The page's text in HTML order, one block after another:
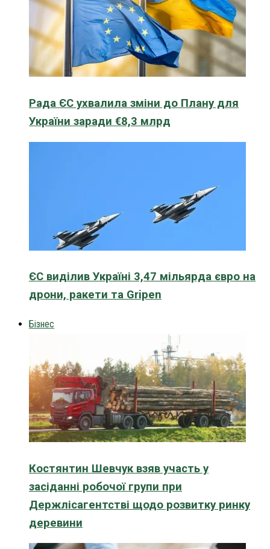
Рада ЄС ухвалила зміни до Плану для
України заради €8,3 млрд
ЄС виділив Україні 3,47 мільярда євро на
дрони, ракети та Gripen
Бізнес
Костянтин Шевчук взяв участь у
засіданні робочої групи при
Держлісагентстві щодо розвитку ринку
деревини